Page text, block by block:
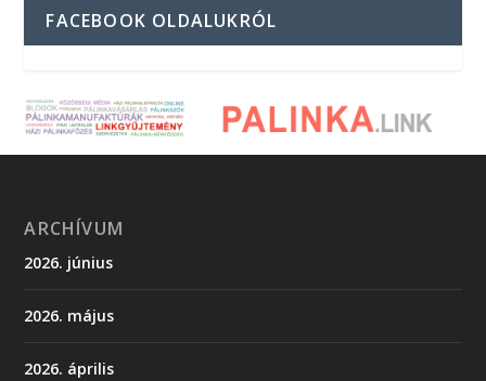
FACEBOOK OLDALUKRÓL
ARCHÍVUM
2026. június
2026. május
2026. április